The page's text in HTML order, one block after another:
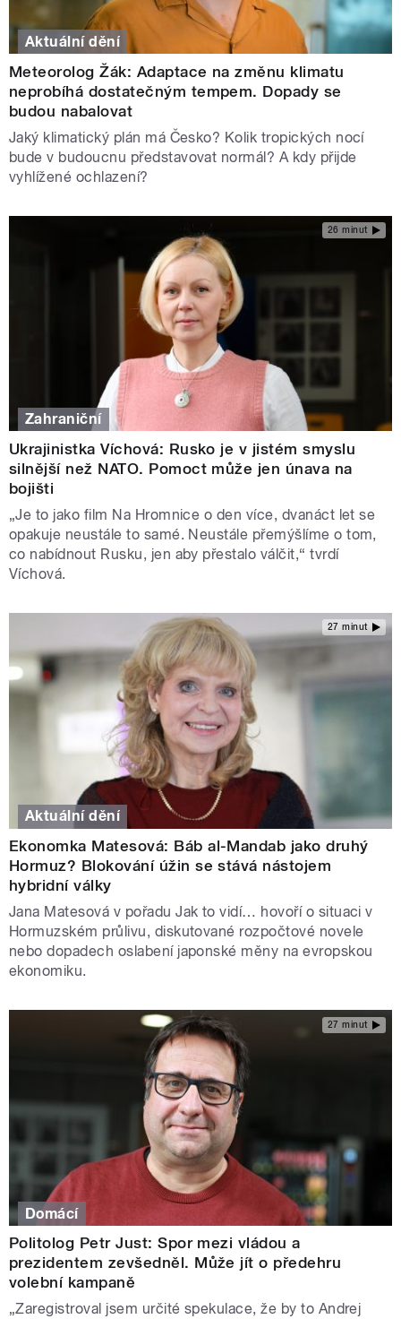
Aktuální dění
Meteorolog Žák: Adaptace na změnu klimatu
neprobíhá dostatečným tempem. Dopady se
budou nabalovat
Jaký klimatický plán má Česko? Kolik tropických nocí
bude v budoucnu představovat normál? A kdy přijde
vyhlížené ochlazení?
26 minut
Zahraniční
Ukrajinistka Víchová: Rusko je v jistém smyslu
silnější než NATO. Pomoct může jen únava na
bojišti
„Je to jako film Na Hromnice o den více, dvanáct let se
opakuje neustále to samé. Neustále přemýšlíme o tom,
co nabídnout Rusku, jen aby přestalo válčit,“ tvrdí
Víchová.
27 minut
Aktuální dění
Ekonomka Matesová: Báb al-Mandab jako druhý
Hormuz? Blokování úžin se stává nástojem
hybridní války
Jana Matesová v pořadu Jak to vidí… hovoří o situaci v
Hormuzském průlivu, diskutované rozpočtové novele
nebo dopadech oslabení japonské měny na evropskou
ekonomiku.
27 minut
Domácí
Politolog Petr Just: Spor mezi vládou a
prezidentem zevšedněl. Může jít o předehru
volební kampaně
„Zaregistroval jsem určité spekulace, že by to Andrej